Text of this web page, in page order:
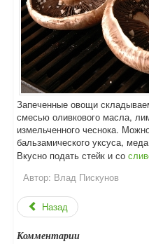
Запеченные овощи
смесью оливкового масла,
измельченного чеснока.
бальзамического уксуса,
Вкусно подать стейк и со
Автор: Влад Пискунов
Назад
Комментарии